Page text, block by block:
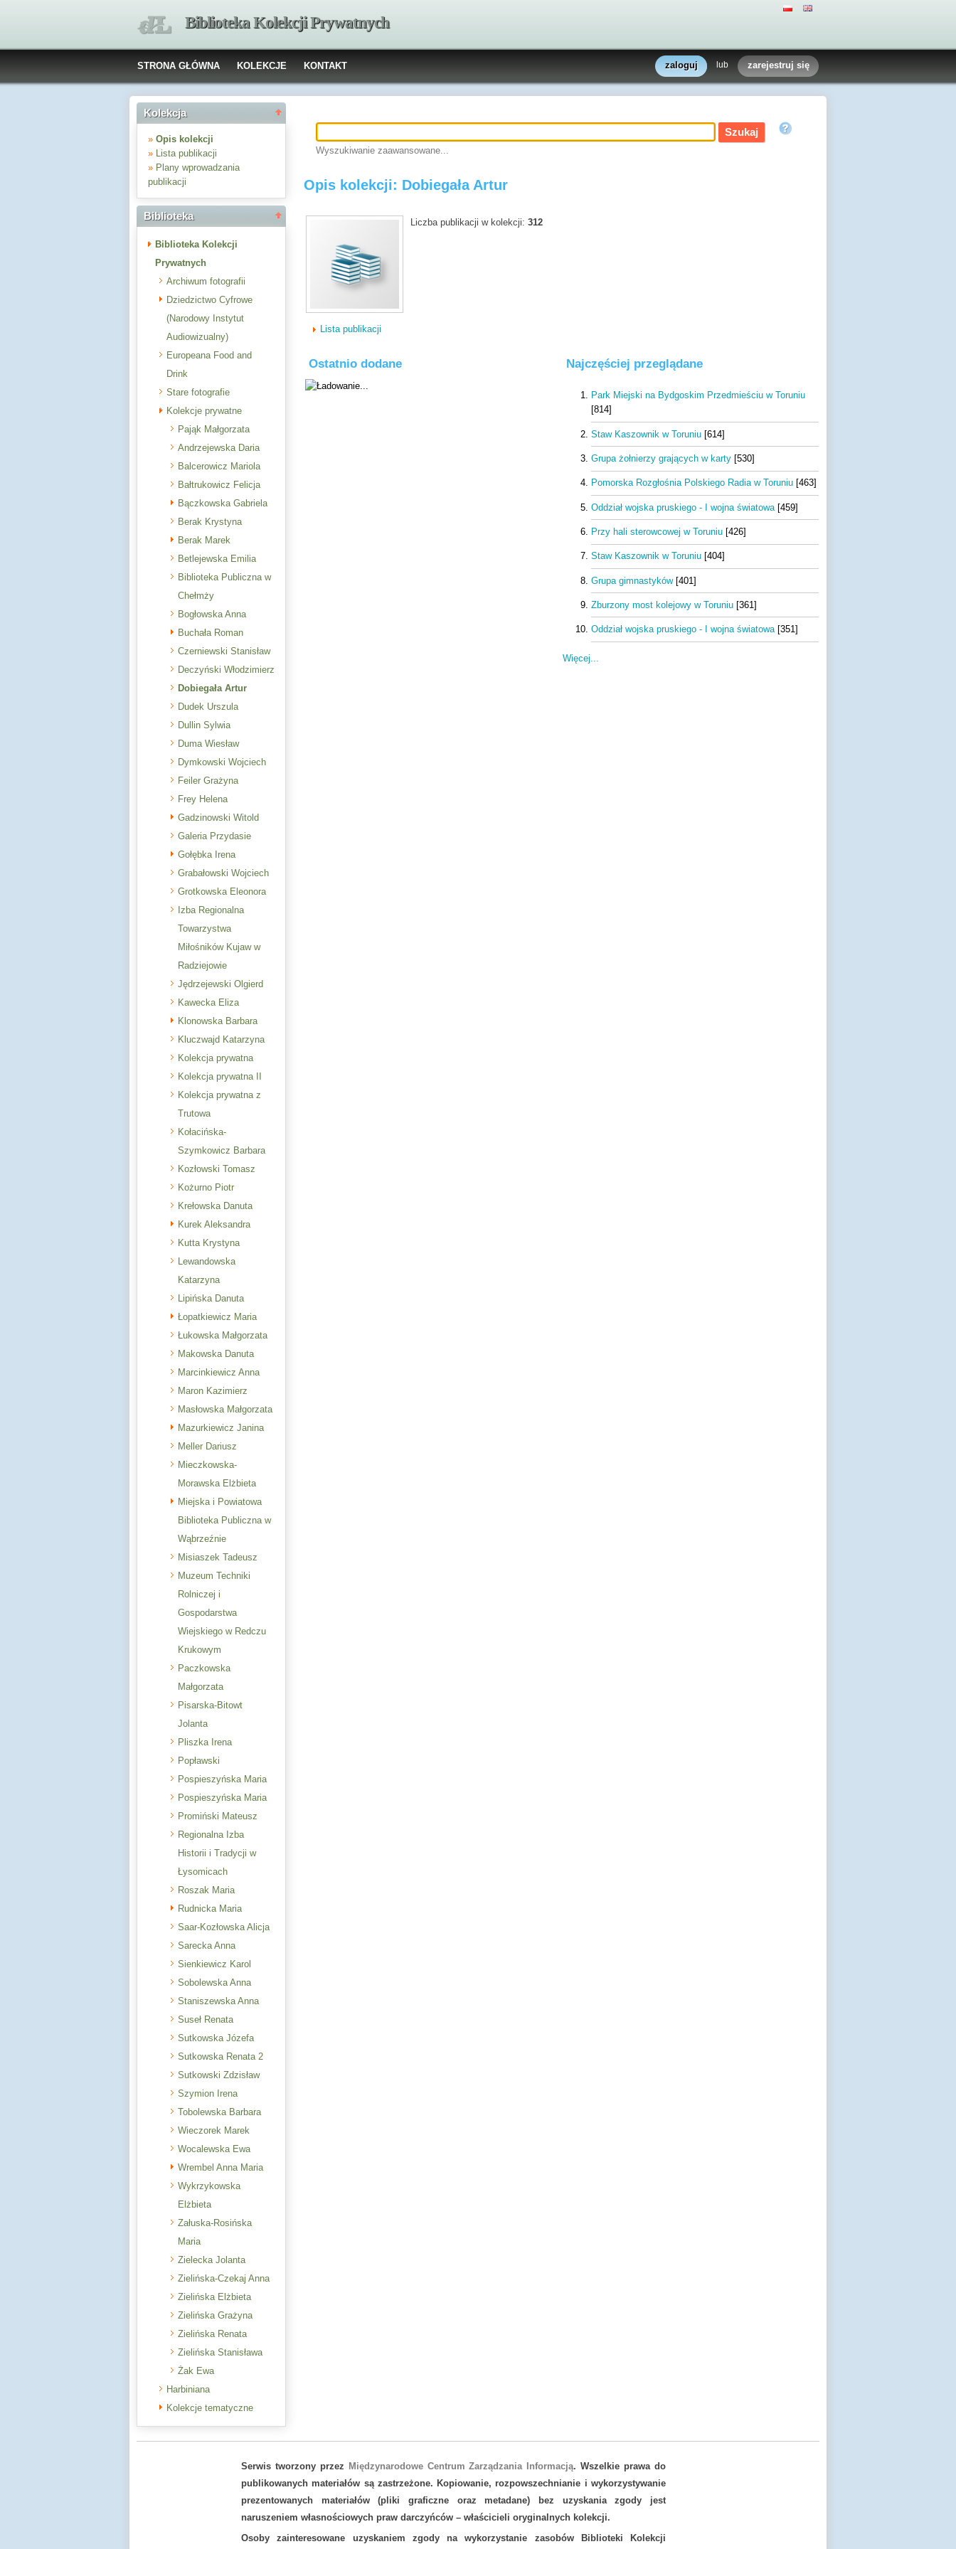
Biblioteka Kolekcji Prywatnych
STRONA GŁÓWNA KOLEKCJE KONTAKT zaloguj lub zarejestruj się
Kolekcja
» Opis kolekcji
» Lista publikacji
» Plany wprowadzania
publikacji
Biblioteka
Biblioteka Kolekcji
Prywatnych
Archiwum fotografii
Dziedzictwo Cyfrowe
(Narodowy Instytut
Audiowizualny)
Europeana Food and
Drink
Stare fotografie
Kolekcje prywatne
Pająk Małgorzata
Andrzejewska Daria
Balcerowicz Mariola
Bałtrukowicz Felicja
Bączkowska Gabriela
Berak Krystyna
Berak Marek
Betlejewska Emilia
Biblioteka Publiczna w
Chełmży
Bogłowska Anna
Buchała Roman
Czerniewski Stanisław
Deczyński Włodzimierz
Dobiegała Artur
Dudek Urszula
Dullin Sylwia
Duma Wiesław
Dymkowski Wojciech
Feiler Grażyna
Frey Helena
Gadzinowski Witold
Galeria Przydasie
Gołębka Irena
Grabałowski Wojciech
Grotkowska Eleonora
Izba Regionalna
Towarzystwa
Miłośników Kujaw w
Radziejowie
Jędrzejewski Olgierd
Kawecka Eliza
Klonowska Barbara
Kluczwajd Katarzyna
Kolekcja prywatna
Kolekcja prywatna II
Kolekcja prywatna z
Trutowa
Kołacińska-
Szymkowicz Barbara
Kozłowski Tomasz
Kożurno Piotr
Krełowska Danuta
Kurek Aleksandra
Kutta Krystyna
Lewandowska
Katarzyna
Lipińska Danuta
Łopatkiewicz Maria
Łukowska Małgorzata
Makowska Danuta
Marcinkiewicz Anna
Maron Kazimierz
Masłowska Małgorzata
Mazurkiewicz Janina
Meller Dariusz
Mieczkowska-
Morawska Elżbieta
Miejska i Powiatowa
Biblioteka Publiczna w
Wąbrzeźnie
Misiaszek Tadeusz
Muzeum Techniki
Rolniczej i
Gospodarstwa
Wiejskiego w Redczu
Krukowym
Paczkowska
Małgorzata
Pisarska-Bitowt
Jolanta
Pliszka Irena
Popławski
Pospieszyńska Maria
Pospieszyńska Maria
Promiński Mateusz
Regionalna Izba
Historii i Tradycji w
Łysomicach
Roszak Maria
Rudnicka Maria
Saar-Kozłowska Alicja
Sarecka Anna
Sienkiewicz Karol
Sobolewska Anna
Staniszewska Anna
Suseł Renata
Sutkowska Józefa
Sutkowska Renata 2
Sutkowski Zdzisław
Szymion Irena
Tobolewska Barbara
Wieczorek Marek
Wocalewska Ewa
Wrembel Anna Maria
Wykrzykowska
Elżbieta
Załuska-Rosińska
Maria
Zielecka Jolanta
Zielińska-Czekaj Anna
Zielińska Elżbieta
Zielińska Grażyna
Zielińska Renata
Zielińska Stanisława
Żak Ewa
Harbiniana
Kolekcje tematyczne
Wyszukiwanie zaawansowane...
Opis kolekcji: Dobiegała Artur
Liczba publikacji w kolekcji:312
Lista publikacji
Najczęściej przeglądane
Park Miejski na Bydgoskim Przedmieściu w Toruniu
[814]
Staw Kaszownik w Toruniu [614]
Grupa żołnierzy grających w karty [530]
Pomorska Rozgłośnia Polskiego Radia w Toruniu [463]
Oddział wojska pruskiego - I wojna światowa [459]
Przy hali sterowcowej w Toruniu [426]
Staw Kaszownik w Toruniu [404]
Grupa gimnastyków[401]
Zburzony most kolejowy w Toruniu [361]
Oddział wojska pruskiego - I wojna światowa[351]
Więcej...
Ostatnio dodane
Serwis tworzony przez Międzynarodowe Centrum Zarządzania Informacją. Wszelkie prawa do
publikowanych materiałów są zastrzeżone. Kopiowanie, rozpowszechnianie i wykorzystywanie
prezentowanych materiałów (pliki graficzne oraz metadane) bez uzyskania zgody jest
naruszeniem własnościowych praw darczyńców – właścicieli oryginalnych kolekcji.
Osoby zainteresowane uzyskaniem zgody na wykorzystanie zasobów Biblioteki Kolekcji